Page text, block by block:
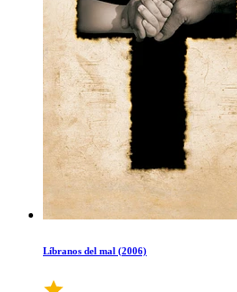
Líbranos del mal (2006)